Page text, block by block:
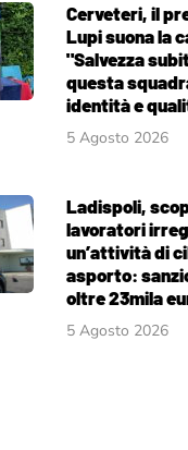
Cerveteri, il
Lupi suona la
"Salvezza
questa
identità e
5 Agosto 2026
Ladispoli,
lavoratori
un’attività di
asporto:
oltre 23mila
5 Agosto 2026